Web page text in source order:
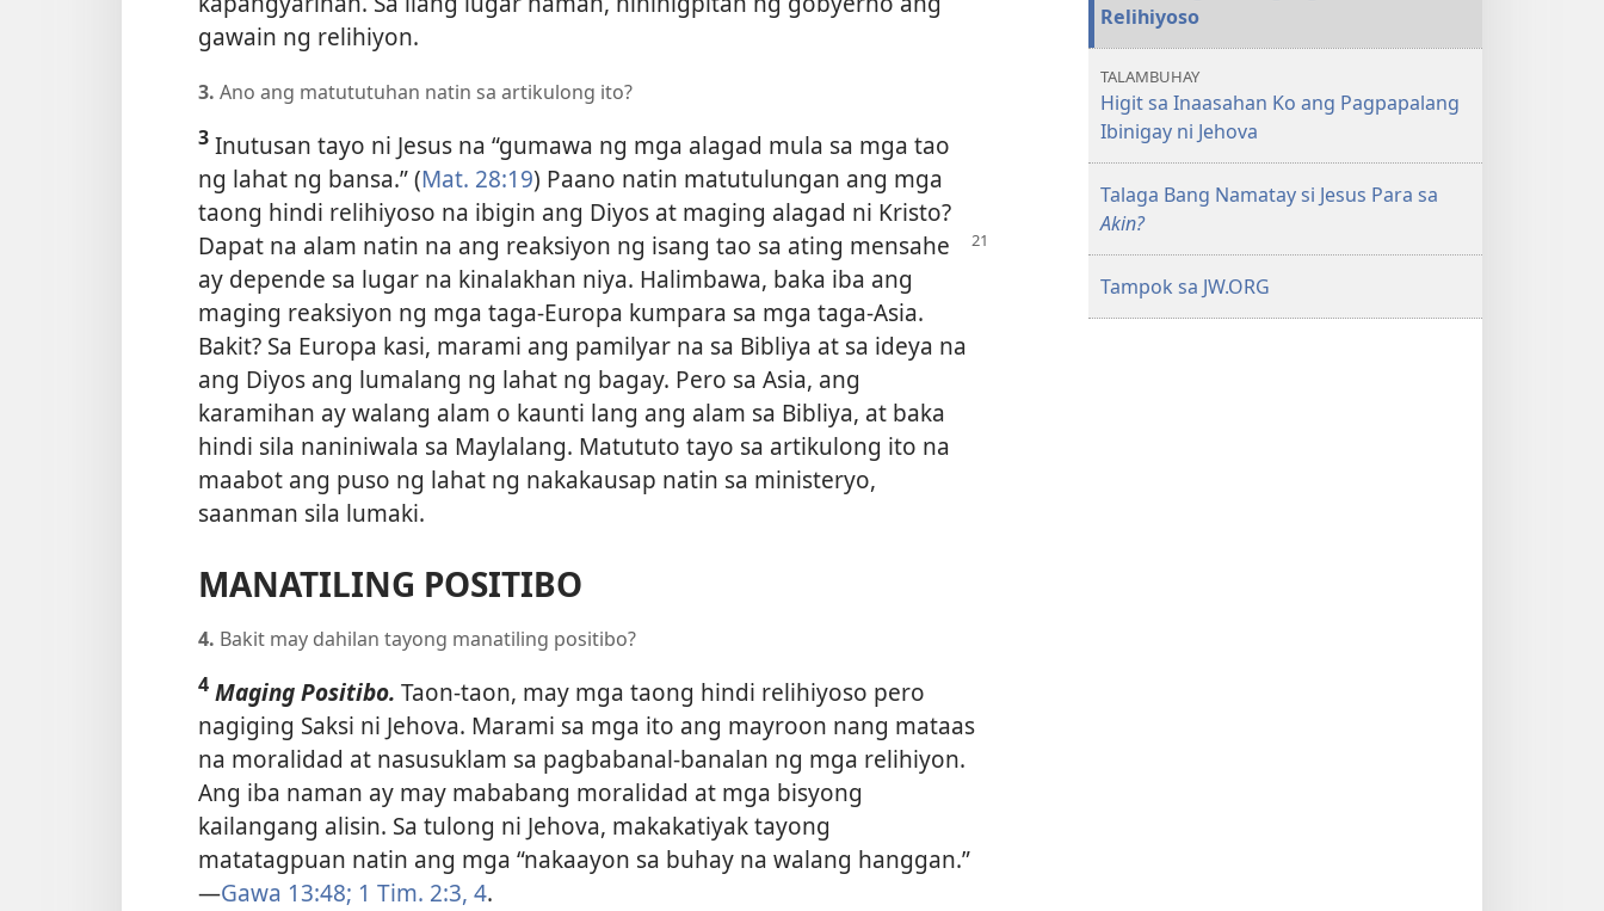
gawain ng relihiyon.
3. Ano ang matututuhan natin sa artikulong ito?
3 Inutusan tayo ni Jesus na “gumawa ng mga alagad mula sa mga tao
ng lahat ng bansa.” (Mat. 28:19) Paano natin matutulungan ang mga
taong hindi relihiyoso na ibigin ang Diyos at maging alagad ni Kristo?
Dapat na alam natin na ang reaksiyon ng isang tao sa ating mensahe
ay depende sa lugar na kinalakhan niya. Halimbawa, baka iba ang
maging reaksiyon ng mga taga-Europa kumpara sa mga taga-Asia.
Bakit? Sa Europa kasi, marami ang pamilyar na sa Bibliya at sa ideya na
ang Diyos ang lumalang ng lahat ng bagay. Pero sa Asia, ang
karamihan ay walang alam o kaunti lang ang alam sa Bibliya, at baka
hindi sila naniniwala sa Maylalang. Matututo tayo sa artikulong ito na
maabot ang puso ng lahat ng nakakausap natin sa ministeryo,
saanman sila lumaki.
MANATILING POSITIBO
4. Bakit may dahilan tayong manatiling positibo?
4 Maging Positibo. Taon-taon, may mga taong hindi relihiyoso pero
nagiging Saksi ni Jehova. Marami sa mga ito ang mayroon nang mataas
na moralidad at nasusuklam sa pagbabanal-banalan ng mga relihiyon.
Ang iba naman ay may mababang moralidad at mga bisyong
kailangang alisin. Sa tulong ni Jehova, makakatiyak tayong
matatagpuan natin ang mga “nakaayon sa buhay na walang hanggan.”​
—Gawa 13:48; 1 Tim. 2:3, 4.
Relihiyoso
TALAMBUHAY
Higit sa Inaasahan Ko ang Pagpapalang
Ibinigay ni Jehova
Talaga Bang Namatay si Jesus Para sa
Akin?
Tampok sa JW.ORG